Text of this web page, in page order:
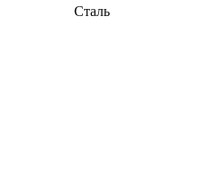
Сталь